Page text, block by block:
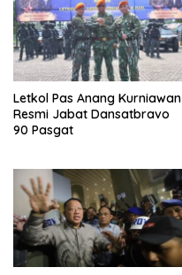
Letkol Pas Anang Kurniawan
Resmi Jabat Dansatbravo
90 Pasgat